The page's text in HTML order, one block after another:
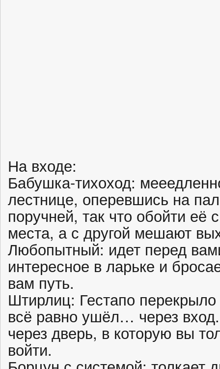
На входе:
Бабушка-тихоход:
лестнице, оперевшись на
поручней, так что обойти её
места, а с другой мешают
Любопытный: идет перед
интересное в ларьке и
вам путь.
Штирлиц: Гестапо
всё равно ушёл… через
через дверь, в которую вы
войти.